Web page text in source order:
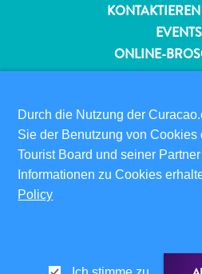
für
Angebote
Events
Romantik
und
Heiraten
EVENTS
ONLINE-
FOLGEN
Durch die Nutzung der
Sie der Benutzung von Cookies
Tourist Board und seiner
Informationen zu Cookies
Policy